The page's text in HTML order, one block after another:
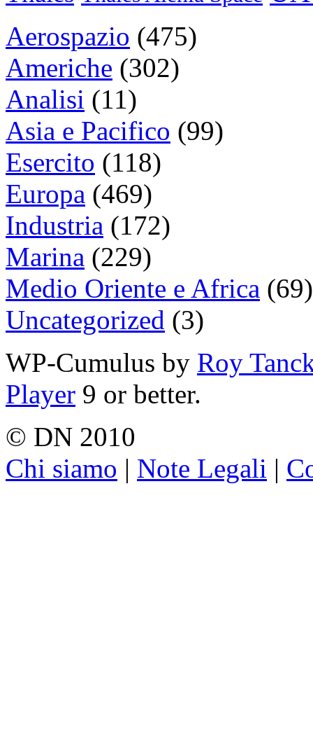
Aerospazio (475)
Americhe (302)
Analisi (11)
Asia e Pacifico (99)
Esercito (118)
Europa (469)
Industria (172)
Marina (229)
Medio Oriente e Africa (69)
Uncategorized (3)
WP-Cumulus by Roy
Player 9 or better.
© DN 2010
Chi siamo | Note Legali |